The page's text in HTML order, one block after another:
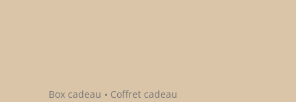
Box cadeau • Coffret cadeau